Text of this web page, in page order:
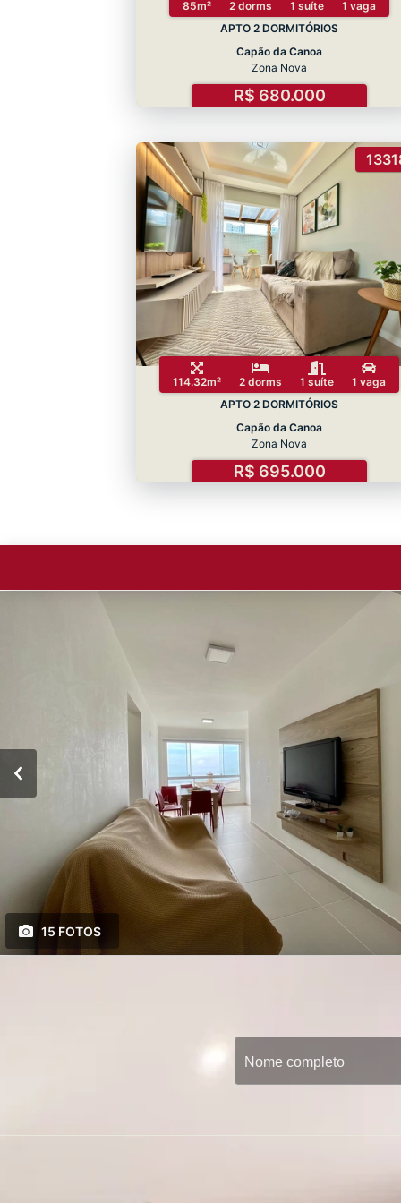
85m² 2 dorms 1 suíte
1 vaga
APTO 2 DORMITÓRIOS
Capão da Canoa
Zona Nova
R$ 680.000
114.32m² 2 dorms 1 suíte
1 vaga
APTO 2 DORMITÓRIOS
Capão da Canoa
Zona Nova
R$ 695.000
15 FOTOS